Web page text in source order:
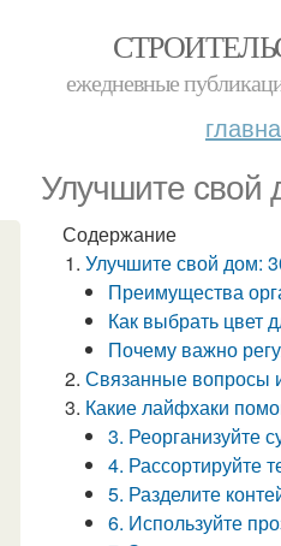
ежедневные
Улучшите свой
Содержание
Улучшите свой дом:
Преимущества
Как выбрать цвет
Почему важно
Связанные вопросы
Какие лайфхаки
3. Реорганизуйте
4. Рассортируйте
5. Разделите
6. Используйте